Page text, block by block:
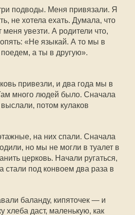
подводы. Меня привязали. Я
не хотела ехать. Думала, что
меня увезти. А родители что,
«Не языкай. А то мы в
поедем, а ты в другую».
привезли, и два года мы в
много людей было. Сначала
потом кулаков
на них спали. Сначала
но мы не могли в туалет в
церковь. Начали ругаться,
стали под конвоем два раза в
баланду, кипяточек — и
хлеба даст, маленькую, как